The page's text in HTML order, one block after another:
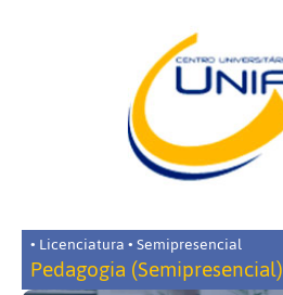
• Licenciatura • Semipresencial
Pedagogia (Semipresencial)